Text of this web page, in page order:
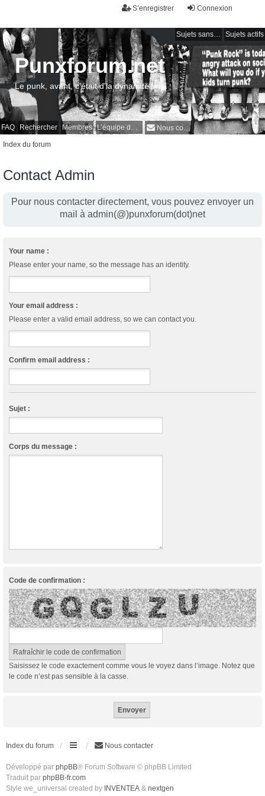
Connexion
S’enregistrer
Sujets sans réponse Sujets actifs
FAQ Rechercher Membres L’équipe du forum Nous contacter
Punxforum.net
Le punk, avant, c'était d'la dynamite !
Index du forum
Contact Admin
Pour nous contacter directement, vous pouvez envoyer un
mail à admin(@)punxforum(dot)net
Your name :
Please enter your name, so the message has an identity.
Your email address :
Please enter a valid email address, so we can contact you.
Confirm email address :
Sujet :
Corps du message :
Code de confirmation :
Saisissez le code exactement comme vous le voyez dans l’image. Notez que
le code n’est pas sensible à la casse.
Index du forum Nous contacter
Développé par phpBB® Forum Software © phpBB Limited
Traduit par phpBB-fr.com
Style we_universal created by INVENTEA & nextgen